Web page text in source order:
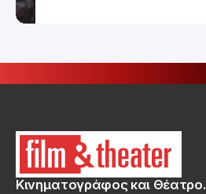
Κινηματογράφος και Θέατρο.